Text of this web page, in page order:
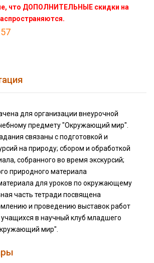
что ДОПОЛНИТЕЛЬНЫЕ скидки на
для организации внеурочной
предмету "Окружающий мир".
связаны с подготовкой и
на природу; сбором и обработкой
собранного во время экскурсий;
природного материала
для уроков по окружающему
часть тетради посвящена
и проведению выставок работ
в научный клуб младшего
мир".